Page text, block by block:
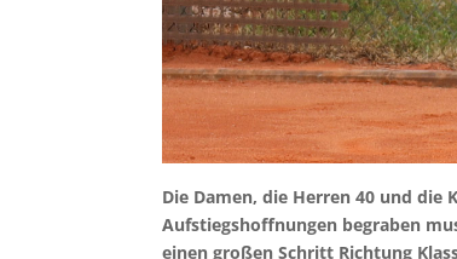
Die Damen, die Herren 40 und
Aufstiegshoffnungen begraben
einen großen Schritt Richtung